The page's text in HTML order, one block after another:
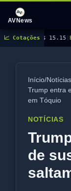
AVNews
📈 Cotações
15.15|BBDC4 R$ 17.31
Início/Notícias
Trump entra
em Tóquio
NOTÍCIAS
de